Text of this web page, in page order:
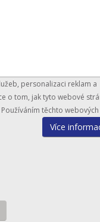
personalizaci reklam a
o tom, jak tyto webové
těchto webových
Více